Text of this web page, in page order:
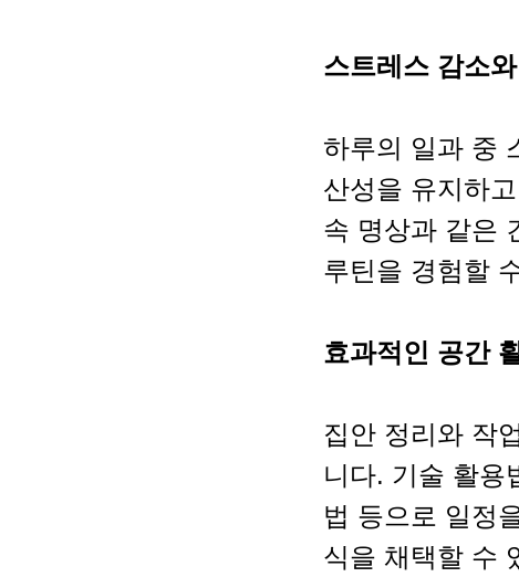
스트레스 감소
하루의 일과 중
산성을 유지하
속 명상과 같은
루틴을 경험할
효과적인 공간
집안 정리와 작
니다. 기술 활용
법 등으로 일정
식을 채택할 수